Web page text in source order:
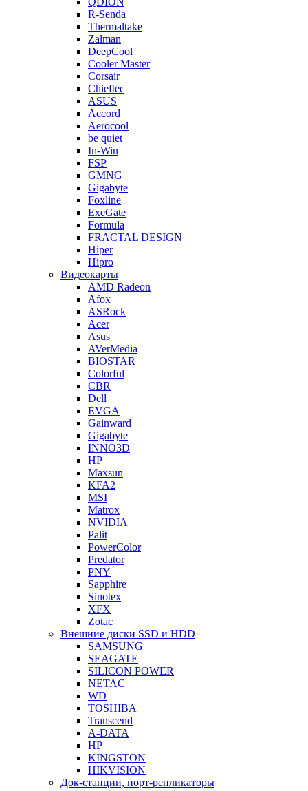
R-Senda
Thermaltake
Zalman
DeepCool
Cooler Master
Corsair
Chieftec
ASUS
Accord
Aerocool
be quiet
In-Win
FSP
GMNG
Gigabyte
Foxline
ExeGate
Formula
FRACTAL DESIGN
Hiper
Hipro
Видеокарты
AMD Radeon
Afox
ASRock
Acer
Asus
AVerMedia
BIOSTAR
Colorful
CBR
Dell
EVGA
Gainward
Gigabyte
INNO3D
HP
Maxsun
KFA2
MSI
Matrox
NVIDIA
Palit
PowerColor
Predator
PNY
Sapphire
Sinotex
XFX
Zotac
Внешние диски SSD и HDD
SAMSUNG
SEAGATE
SILICON POWER
NETAC
WD
TOSHIBA
Transcend
A-DATA
HP
KINGSTON
HIKVISION
Док-станции, порт-репликаторы